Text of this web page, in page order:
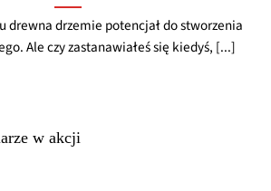
drewna drzemie potencjał do stworzenia
Ale czy zastanawiałeś się kiedyś, [...]